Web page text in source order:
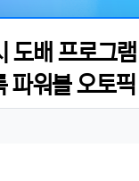
배 프로그램
파워볼 오